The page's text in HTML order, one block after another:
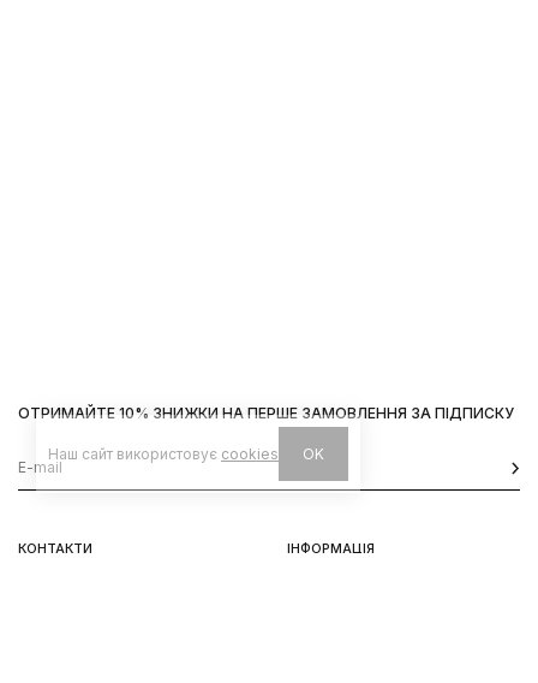
КОНТАКТИ ІНФОРМАЦІЯ
ОТРИМАЙТЕ 10% ЗНИЖКИ НА ПЕРШЕ ЗАМОВЛЕННЯ ЗА ПІДПИСКУ
Наш сайт використовує cookies OK